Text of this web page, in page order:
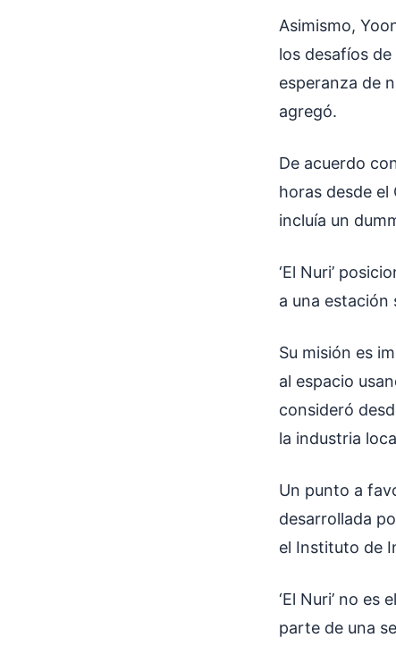
Asimismo,
los desafíos
esperanza de
agregó.
De acuerdo
horas desde el
incluía un
‘El Nuri’
a una estación
Su misión es
al espacio
consideró
la industria
Un punto a
desarrollada
el Instituto de
‘El Nuri’ no
parte de una